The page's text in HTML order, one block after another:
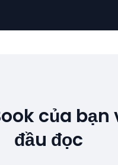
của bạn
đầu đọc